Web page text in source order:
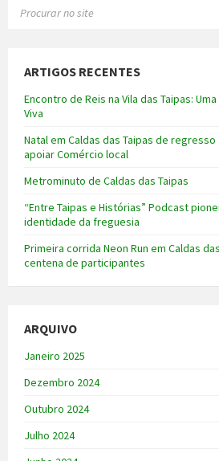
ARTIGOS RECENTES
Encontro de Reis na Vila das Taipas:
Viva
Natal em Caldas das Taipas de regresso
apoiar Comércio local
Metrominuto de Caldas das Taipas
“Entre Taipas e Histórias” Podcast
identidade da freguesia
Primeira corrida Neon Run em Caldas
centena de participantes
ARQUIVO
Janeiro 2025
Dezembro 2024
Outubro 2024
Julho 2024